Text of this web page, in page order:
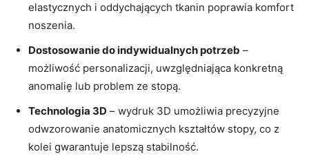
elastycznych i oddychających tkanin poprawia komfort
noszenia.
Dostosowanie do indywidualnych potrzeb –
możliwość personalizacji, uwzględniająca konkretną
anomalię lub problem ze stopą.
Technologia 3D – wydruk 3D umożliwia precyzyjne
odwzorowanie anatomicznych kształtów stopy, co z
kolei gwarantuje lepszą stabilność.